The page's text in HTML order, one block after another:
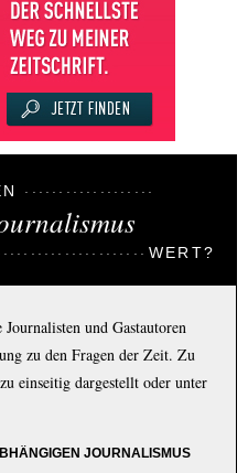
WERT?
und Gastautoren
zu den Fragen der Zeit. Zu
einseitig dargestellt oder unter
JOURNALISMUS